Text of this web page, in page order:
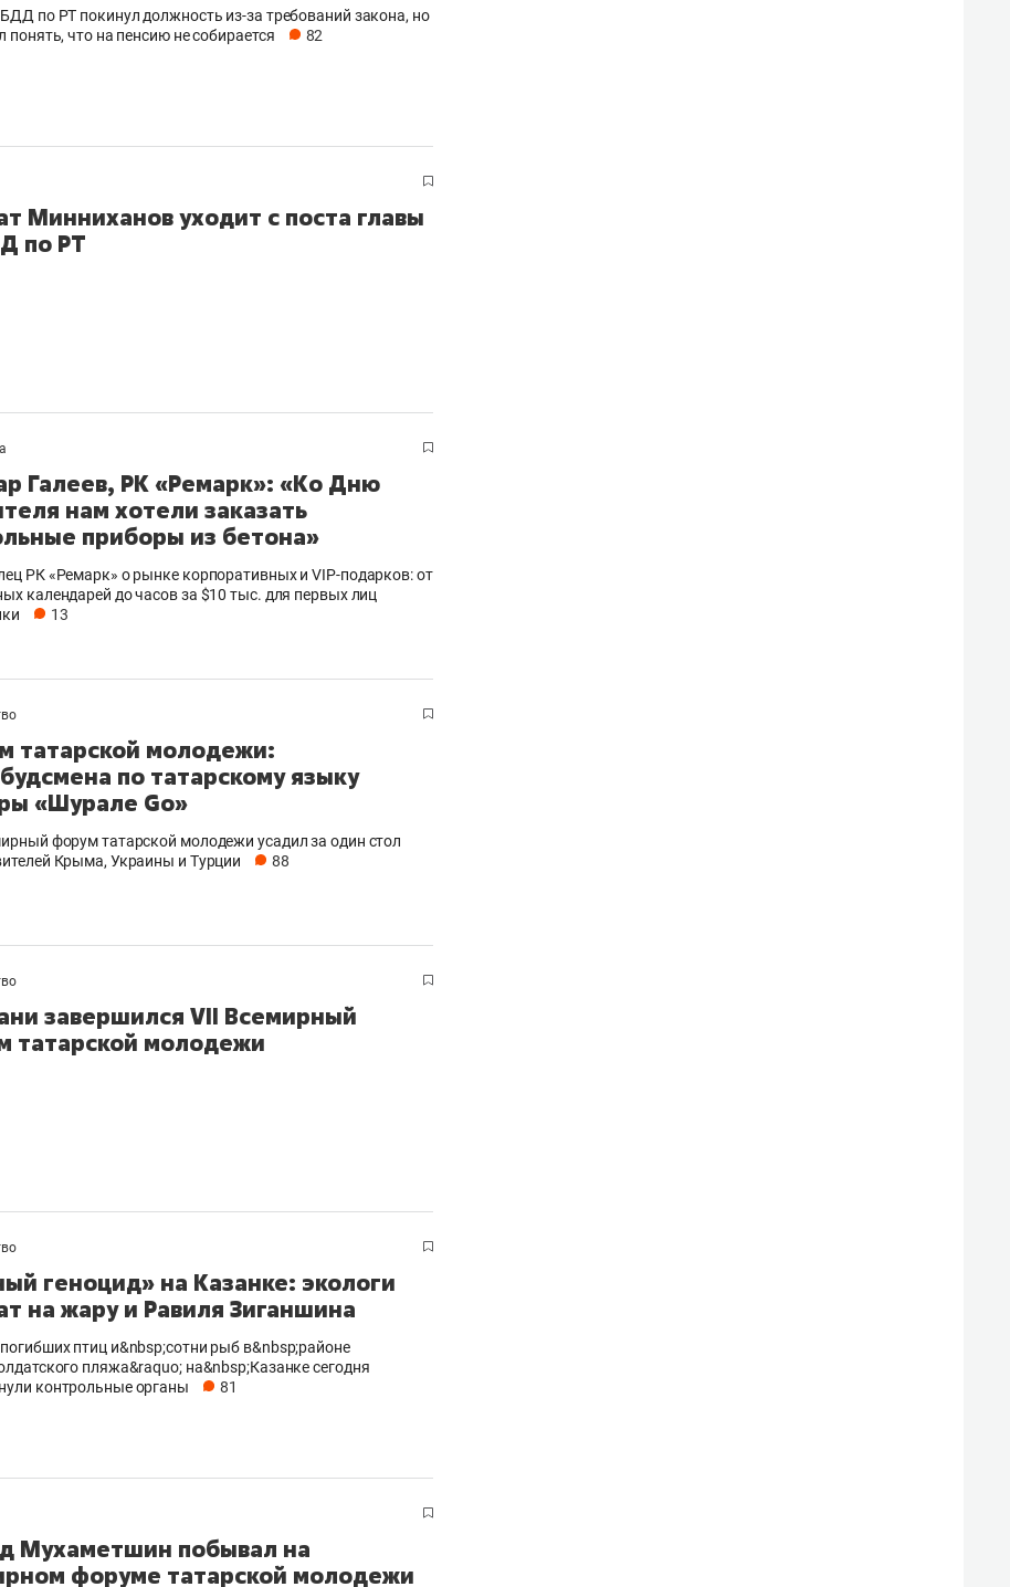
по РТ покинул должность из-за требований закона, но
понять, что на пенсию не собирается
82
Минниханов уходит с поста главы
по РТ
Галеев, РК «Ремарк»: «Ко Дню
нам хотели заказать
приборы из бетона»
РК «Ремарк» о рынке корпоративных и VIP-подарков: от
календарей до часов за $10 тыс. для первых лиц
13
татарской молодежи:
по татарскому языку
«Шурале Go»
форум татарской молодежи усадил за один стол
Крыма, Украины и Турции
88
завершился VII Всемирный
татарской молодежи
геноцид» на Казанке: экологи
на жару и Равиля Зиганшина
птиц и&nbsp;сотни рыб в&nbsp;районе
пляжа&raquo; на&nbsp;Казанке сегодня
контрольные органы
81
Мухаметшин побывал на
форуме татарской молодежи